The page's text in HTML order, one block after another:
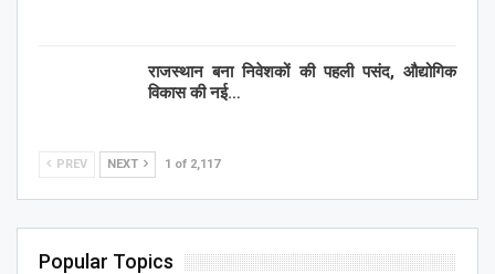
राजस्थान बना निवेशकों की पहली पसंद, औद्योगिक
विकास की नई…
PREV NEXT 1 of 2,117
Popular Topics